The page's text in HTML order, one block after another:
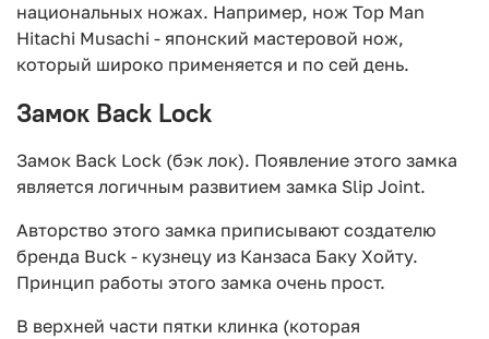
национальных ножах. Например, нож Top Man
Hitachi Musachi - японский мастеровой нож,
который широко применяется и по сей день.
Замок Back Lock
Замок Back Lock (бэк лок). Появление этого замка
является логичным развитием замка Slip Joint.
Авторство этого замка приписывают создателю
бренда Buck - кузнецу из Канзаса Баку Хойту.
Принцип работы этого замка очень прост.
В верхней части пятки клинка (которая